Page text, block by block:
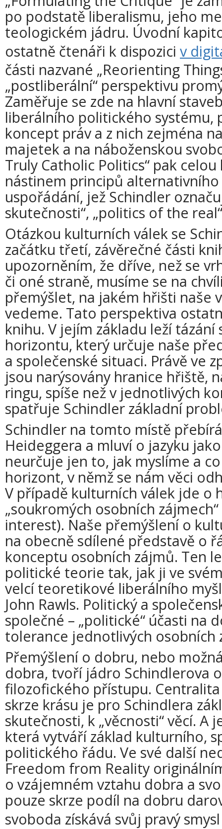
po podstatě liberalismu, jeho
teologickém jádru. Úvodní
ostatně čtenáři k dispozici v
části nazvané „Reorienting
„postliberální“ perspektivu
Zaměřuje se zde na hlavní
liberálního politického systému,
koncept práv a z nich zejména
majetek a na náboženskou
Truly Catholic Politics“ pak
nástinem principů
uspořádání, jež Schindler
skutečnosti“, „politics of the
Otázkou kulturních válek se
začátku třetí, závěrečné části
upozorněním, že dříve, než se
či oné straně, musíme se na
přemýšlet, na jakém hřišti naše
vedeme. Tato perspektiva
knihu. V jejím základu leží tázání
horizontu, který určuje naše
a společenské situaci. Právě ve
jsou narýsovány hranice hřiště,
ringu, spíše než v jednotlivých
spatřuje Schindler základní
Schindler na tomto místě
Heideggera a mluví o jazyku
neurčuje jen to, jak myslíme a
horizont, v němž se nám věci
V případě kulturních válek jde o
„soukromých osobních
interest). Naše přemýšlení o
na obecně sdílené představě o
konceptu osobních zájmů. Ten
politické teorie tak, jak ji ve
velcí teoretikové liberálního
John Rawls. Politický a
společné – „politické“ účasti na
tolerance jednotlivých osobních
Přemýšlení o dobru, nebo
dobra, tvoří jádro Schindlerova
filozofického přístupu.
skrze krásu je pro Schindlera
skutečnosti, k „věcnosti“ věcí. A
která vytváří základ kulturního,
politického řádu. Ve své další
Freedom from Reality
o vzájemném vztahu dobra a
pouze skrze podíl na dobru
svoboda získává svůj pravý